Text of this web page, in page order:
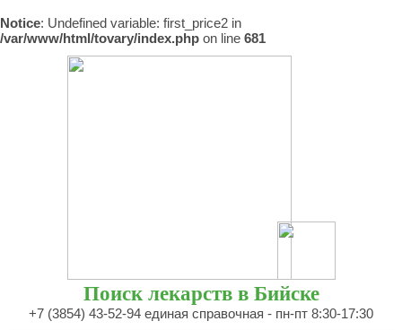
Notice: Undefined variable: first_price2 in
/var/www/html/tovary/index.php on line 681
Поиск лекарств в Бийске
+7 (3854) 43-52-94 единая справочная - пн-пт 8:30-17:30